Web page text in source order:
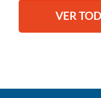
VER